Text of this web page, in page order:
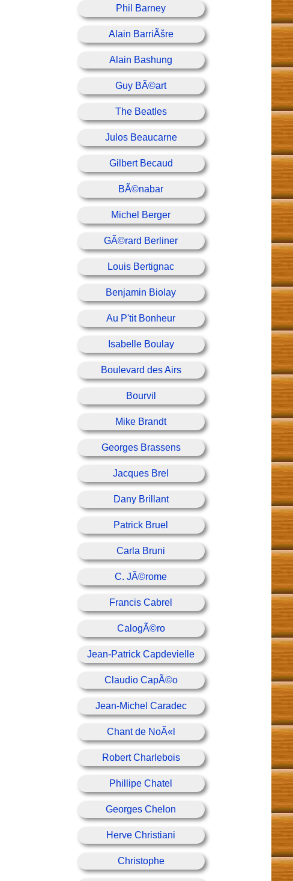
Phil Barney
Alain BarriÃšre
Alain Bashung
Guy BÃ©art
The Beatles
Julos Beaucarne
Gilbert Becaud
BÃ©nabar
Michel Berger
GÃ©rard Berliner
Louis Bertignac
Benjamin Biolay
Au P'tit Bonheur
Isabelle Boulay
Boulevard des Airs
Bourvil
Mike Brandt
Georges Brassens
Jacques Brel
Dany Brillant
Patrick Bruel
Carla Bruni
C. JÃ©rome
Francis Cabrel
CalogÃ©ro
Jean-Patrick Capdevielle
Claudio CapÃ©o
Jean-Michel Caradec
Chant de NoÃ«l
Robert Charlebois
Phillipe Chatel
Georges Chelon
Herve Christiani
Christophe